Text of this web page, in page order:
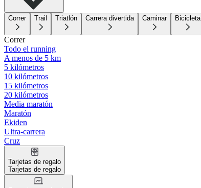
Correr Trail Triatlón Carrera divertida Caminar Bicicleta
Correr
Todo el running
A menos de 5 km
5 kilómetros
10 kilómetros
15 kilómetros
20 kilómetros
Media maratón
Maratón
Ekiden
Ultra-carrera
Cruz
Tarjetas de regalo
Tarjetas de regalo